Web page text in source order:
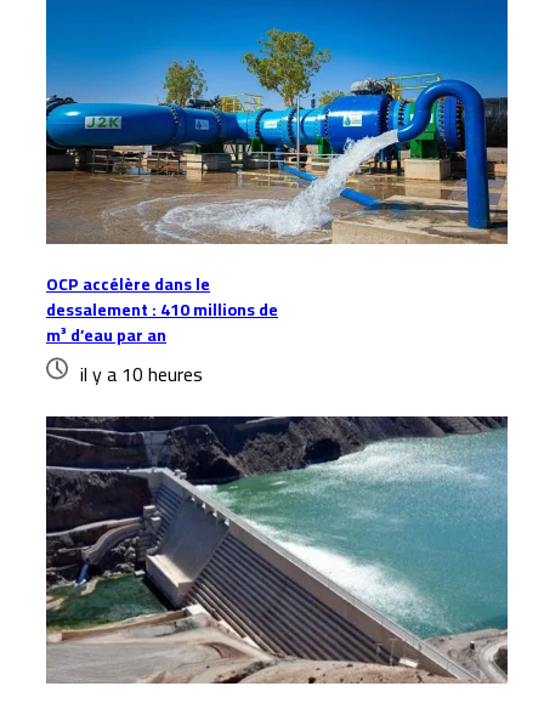
OCP accélère dans le
dessalement : 410 millions de
m³ d’eau par an
il y a 10 heures